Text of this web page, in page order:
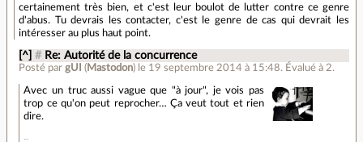
certainement très bien, et c'est leur boulot de lutter contre ce genre
d'abus. Tu devrais les contacter, c'est le genre de cas qui devrait les
intéresser au plus haut point.
[^] # Re: Autorité de la concurrence
Posté pargUI ( Mastodon) le 19 septembre 2014 à 15:48. Évalué à 2.
Avec un truc aussi vague que "à jour", je vois pas
trop ce qu'on peut reprocher… Ça veut tout et rien
dire.